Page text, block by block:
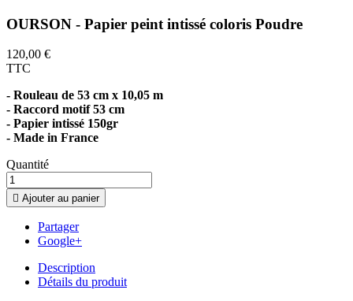
OURSON - Papier peint intissé coloris Poudre
120,00 €
TTC
- Rouleau de 53 cm x 10,05 m
- Raccord motif 53 cm
- Papier intissé 150gr
- Made in France
Quantité
 Ajouter au panier
Partager
Google+
Description
Détails du produit